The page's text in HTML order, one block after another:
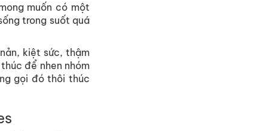
muốn có một
trong suốt quá
kiệt sức, thậm
để nhen nhóm
gọi đó thôi thúc